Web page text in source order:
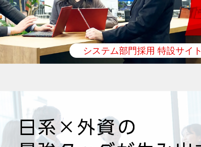
システム部門採用 特設サイ